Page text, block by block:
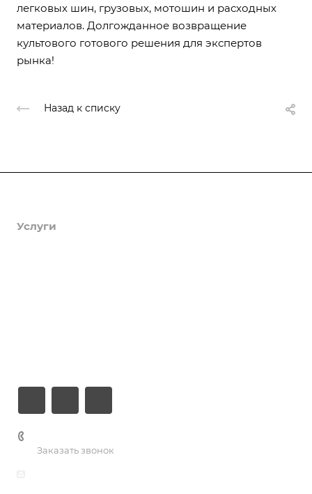
легковых шин, грузовых, мотошин и расходных
материалов. Долгожданное возвращение
культового готового решения для экспертов
рынка!
Назад к списку
Услуги
Заказать звонок